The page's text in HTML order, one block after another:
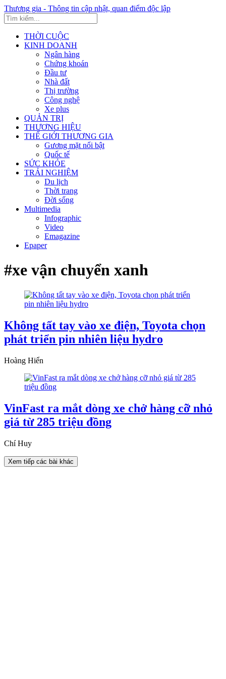
Thương gia - Thông tin cập nhật, quan điểm độc lập
THỜI CUỘC
KINH DOANH
Ngân hàng
Chứng khoán
Đầu tư
Nhà đất
Thị trường
Công nghệ
Xe plus
QUẢN TRỊ
THƯƠNG HIỆU
THẾ GIỚI THƯƠNG GIA
Gương mặt nổi bật
Quốc tế
SỨC KHỎE
TRẢI NGHIỆM
Du lịch
Thời trang
Đời sống
Multimedia
Infographic
Video
Emagazine
Epaper
#xe vận chuyển xanh
Không tất tay vào xe điện, Toyota chọn
phát triển pin nhiên liệu hydro
Hoàng Hiển
VinFast ra mắt dòng xe chở hàng cỡ nhỏ
giá từ 285 triệu đồng
Chí Huy
Xem tiếp các bài khác